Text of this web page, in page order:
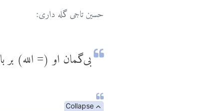
حسین تاجی گله داری:
بی‌گمان او (= الله)
Collapse